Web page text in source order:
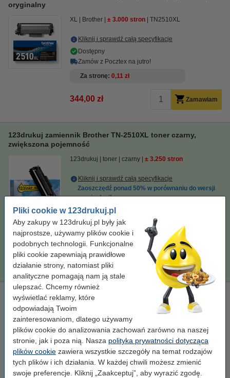
Pliki cookie w 123drukuj.pl
Aby zakupy w 123drukuj.pl były jak
najprostsze, używamy plików cookie i
podobnych technologii. Funkcjonalne
pliki cookie zapewniają prawidłowe
działanie strony, natomiast pliki
analityczne pomagają nam ją stale
ulepszać. Chcemy również
wyświetlać reklamy, które
odpowiadają Twoim
zainteresowaniom, dlatego używamy
plików cookie do analizowania zachowań zarówno na naszej
stronie, jak i poza nią. Nasza polityka prywatności dotycząca
plików cookie zawiera wszystkie szczegóły na temat rodzajów
tych plików i ich działania. W każdej chwili możesz zmienić
swoje preferencje. Kliknij „Zaakceptuj”, aby wyrazić zgodę.
oryginalny
XL Brother ± 3.000 stron TN2510XL
Kliknij i sprawdź całą specyfikacje
Dostępny
Zamów z Pocztex na jutro!
Za stronę 0,11 zł
344,00 zł Zamawiam
123drukuj zamiennik Brother TN-2510XL toner czarny,
zwiększona pojemność
123drukuj toner czarny ± 3.250 stron
Kliknij i sprawdź całą specyfikacje
Zaoszczędź ponad 50% w porównaniu do wersji
oryginalnej!
Dostępny
Zamów z Pocztex na jutro!
Za stronę 0,06 zł
179,00 zł Zamawiam
Brother DR-2510 bęben / drum, oryginalny
standard ± 15.000 stron DR2510
Kliknij i sprawdź całą specyfikacje
Dostępny
Zamów z Pocztex na jutro!
Za stronę 0,03 zł